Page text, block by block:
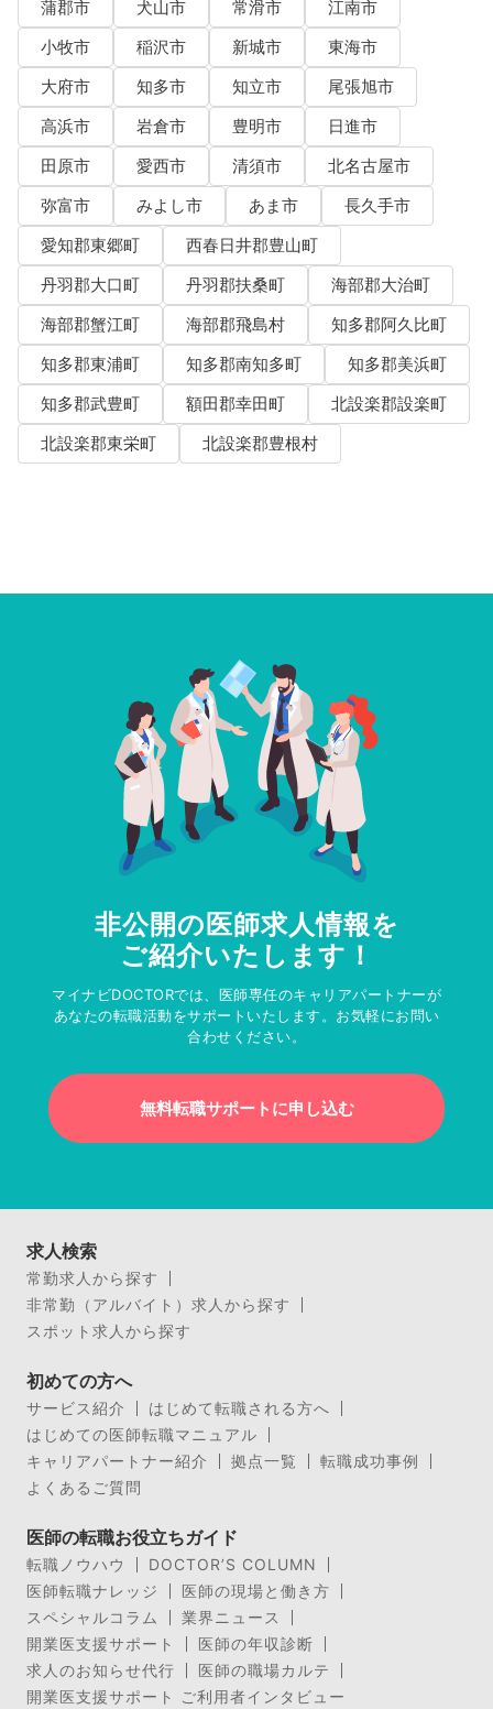
蒲郡市
犬山市 常滑市
江南市
小牧市
稲沢市 新城市
東海市
大府市
知多市 知立市
尾張旭市
高浜市
岩倉市 豊明市
日進市
田原市
愛西市 清須市
北名古屋市
弥富市
みよし市 あま市
長久手市
愛知郡東郷町
西春日井郡豊山町
丹羽郡大口町
丹羽郡扶桑町
海部郡大治町
海部郡蟹江町
海部郡飛島村
知多郡阿久比町
知多郡東浦町
知多郡南知多町
知多郡美浜町
知多郡武豊町
額田郡幸田町
北設楽郡設楽町
北設楽郡東栄町
北設楽郡豊根村
非公開の医師求人情報を
ご紹介いたします！
マイナビDOCTORでは、医師専任のキャリアパートナーが
あなたの転職活動をサポートいたします。お気軽にお問い
合わせください。
無料転職サポートに申し込む
求人検索
常勤求人から探す
非常勤（アルバイト）求人から探す
スポット求人から探す
初めての方へ
サービス紹介
はじめて転職される方へ
はじめての医師転職マニュアル
キャリアパートナー紹介
拠点一覧
転職成功事例
よくあるご質問
医師の転職お役立ちガイド
転職ノウハウ
DOCTOR’S COLUMN
医師転職ナレッジ
医師の現場と働き方
スペシャルコラム
業界ニュース
開業医支援サポート
医師の年収診断
求人のお知らせ代行
医師の職場カルテ
開業医支援サポート ご利用者インタビュー